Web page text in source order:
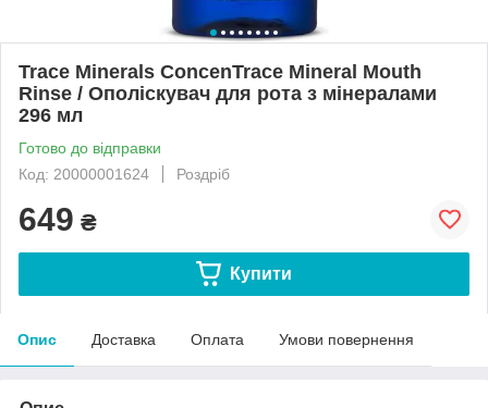
Trace Minerals ConcenTrace Mineral Mouth
Rinse / Ополіскувач для рота з мінералами
296 мл
Готово до відправки
Код: 20000001624
Роздріб
649 ₴
Купити
Опис Доставка Оплата Умови повернення